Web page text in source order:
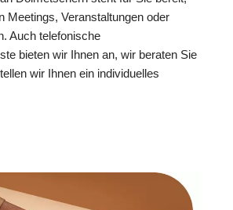
Meetings, Veranstaltungen oder
Auch telefonische
bieten wir Ihnen an, wir beraten Sie
wir Ihnen ein individuelles